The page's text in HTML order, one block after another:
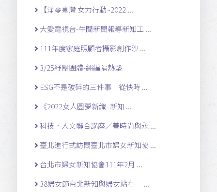
【淨零臺灣 女力行動~2022 ...
大愛電視台-午間新聞報導新知工 ...
111年度家庭照顧者攝影創作沙 ...
3/25紓壓團體-繩編隔熱墊
ESG不是破碎的三件事 從快時 ...
《2022女人圓夢新織- 新知 ...
科技．人文聯合講座／善時尚與永 ...
臺北進行式訪問臺北市婦女新知協 ...
台北市婦女新知協會111年2月 ...
38婦女節台北新知與婦女站在一 ...